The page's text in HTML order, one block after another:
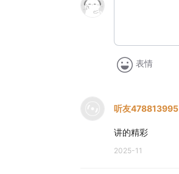
表情
听友478813995
讲的精彩
2025-11